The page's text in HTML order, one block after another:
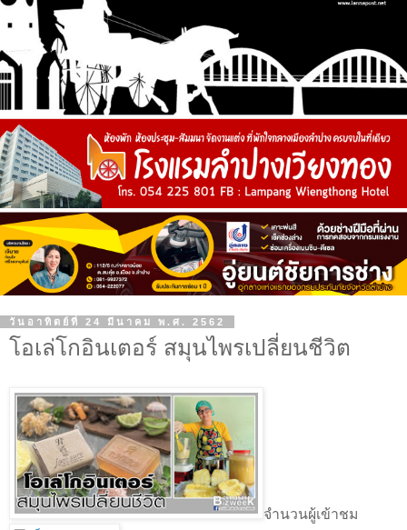
วันอาทิตย์ที่ 24 มีนาคม พ.ศ. 2562
โอเล่โกอินเตอร์ สมุนไพรเปลี่ยนชีวิต
จำนวนผู้เข้าชม